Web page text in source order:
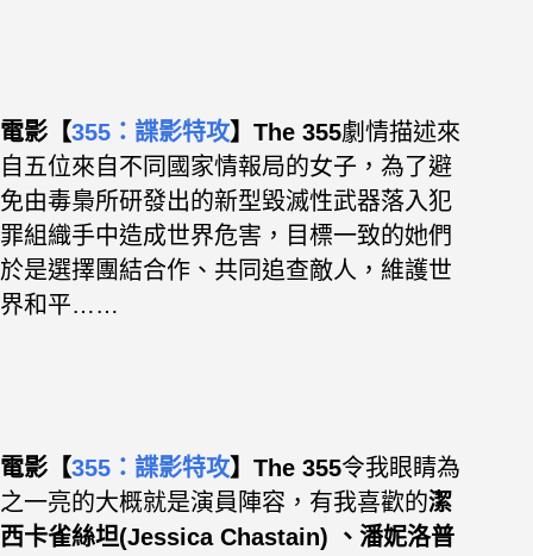
電影【355：諜影特攻】The 355劇情描述來
自五位來自不同國家情報局的女子，為了避
免由毒梟所研發出的新型毀滅性武器落入犯
罪組織手中造成世界危害，目標一致的她們
於是選擇團結合作、共同追查敵人，維護世
界和平……
電影【355：諜影特攻】The 355令我眼睛為
之一亮的大概就是演員陣容，有我喜歡的潔
西卡雀絲坦(Jessica Chastain) 、潘妮洛普